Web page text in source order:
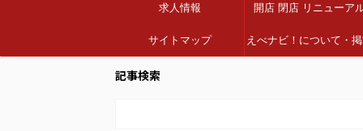
求人情報 開店 閉店 リニューア
サイトマップ えべナビ！について・
記事検索